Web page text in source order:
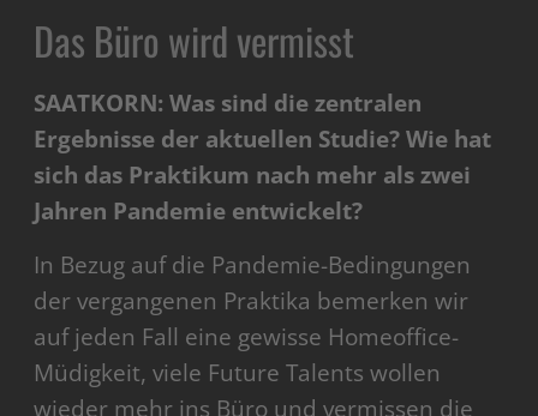
Das Büro wird vermisst
SAATKORN: Was sind die zentralen
Ergebnisse der aktuellen Studie? Wie hat
sich das Praktikum nach mehr als zwei
Jahren Pandemie entwickelt?
In Bezug auf die Pandemie-Bedingungen
der vergangenen Praktika bemerken wir
auf jeden Fall eine gewisse Homeoffice-
Müdigkeit, viele Future Talents wollen
wieder mehr ins Büro und vermissen die